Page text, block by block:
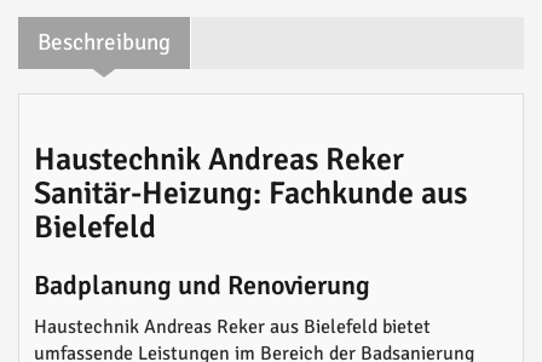
Beschreibung
Haustechnik Andreas Reker
Sanitär-Heizung: Fachkunde aus
Bielefeld
Badplanung und Renovierung
Haustechnik Andreas Reker aus Bielefeld bietet
umfassende Leistungen im Bereich der Badsanierung